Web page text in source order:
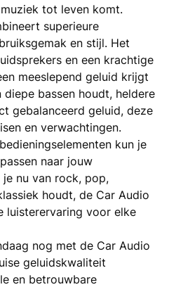
tot leven komt.
superieure
en stijl. Het
en een krachtige
meeslepend geluid krijgt
bassen houdt, heldere
gebalanceerd geluid, deze
en verwachtingen.
kun je
naar jouw
nu van rock, pop,
houdt, de Car Audio
luisterervaring voor elke
nog met de Car Audio
geluidskwaliteit
en betrouwbare